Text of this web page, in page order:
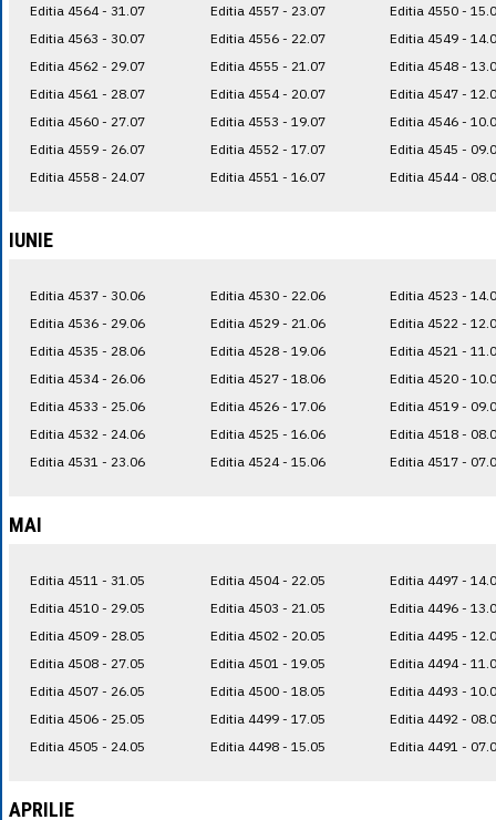
Editia 4564 - 31.07
Editia 4563 - 30.07
Editia 4562 - 29.07
Editia 4561 - 28.07
Editia 4560 - 27.07
Editia 4559 - 26.07
Editia 4558 - 24.07
Editia 4557 - 23.07
Editia 4556 - 22.07
Editia 4555 - 21.07
Editia 4554 - 20.07
Editia 4553 - 19.07
Editia 4552 - 17.07
Editia 4551 - 16.07
Editia 4550 -
Editia 4549 -
Editia 4548 -
Editia 4547 -
Editia 4546 -
Editia 4545 -
Editia 4544 -
IUNIE
Editia 4537 - 30.06
Editia 4536 - 29.06
Editia 4535 - 28.06
Editia 4534 - 26.06
Editia 4533 - 25.06
Editia 4532 - 24.06
Editia 4531 - 23.06
Editia 4530 - 22.06
Editia 4529 - 21.06
Editia 4528 - 19.06
Editia 4527 - 18.06
Editia 4526 - 17.06
Editia 4525 - 16.06
Editia 4524 - 15.06
Editia 4523 -
Editia 4522 -
Editia 4521 -
Editia 4520 -
Editia 4519 -
Editia 4518 -
Editia 4517 -
MAI
Editia 4511 - 31.05
Editia 4510 - 29.05
Editia 4509 - 28.05
Editia 4508 - 27.05
Editia 4507 - 26.05
Editia 4506 - 25.05
Editia 4505 - 24.05
Editia 4504 - 22.05
Editia 4503 - 21.05
Editia 4502 - 20.05
Editia 4501 - 19.05
Editia 4500 - 18.05
Editia 4499 - 17.05
Editia 4498 - 15.05
Editia 4497 -
Editia 4496 -
Editia 4495 -
Editia 4494 -
Editia 4493 -
Editia 4492 -
Editia 4491 -
APRILIE